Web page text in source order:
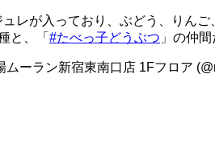
レが入っており、ぶどう、りん
と、「 #たべっ子どうぶつ 」の仲
ーラン新宿東南口店 1Fフロア